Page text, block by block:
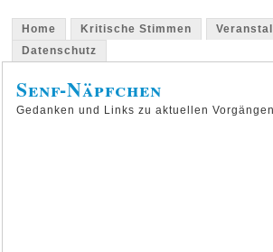
Home Kritische Stimmen
Datenschutz
Senf-Näpfchen
Gedanken und Links zu aktuellen Vorgängen